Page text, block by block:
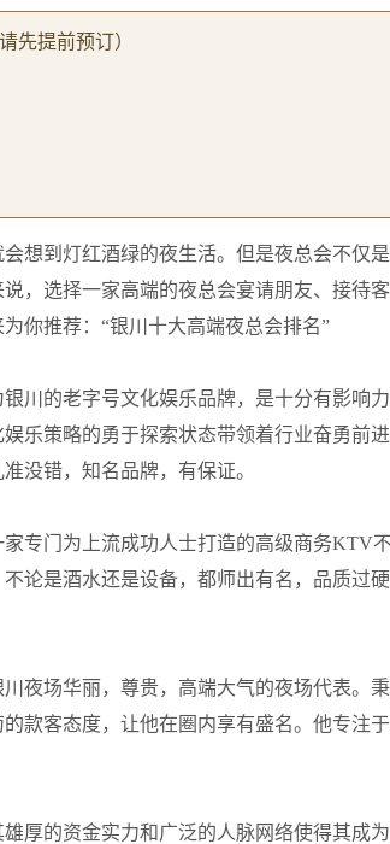
先提前预订）
想到灯红酒绿的夜生活。但是夜总会不仅
，选择一家高端的夜总会宴请朋友、接待
你推荐：“银川十大高端夜总会排名”
川的老字号文化娱乐品牌，是十分有影响
乐策略的勇于探索状态带领着行业奋勇前
没错，知名品牌，有保证。
专门为上流成功人士打造的高级商务KTV
论是酒水还是设备，都师出有名，品质过
夜场华丽，尊贵，高端大气的夜场代表。
款客态度，让他在圈内享有盛名。他专注
厚的资金实力和广泛的人脉网络使得其成